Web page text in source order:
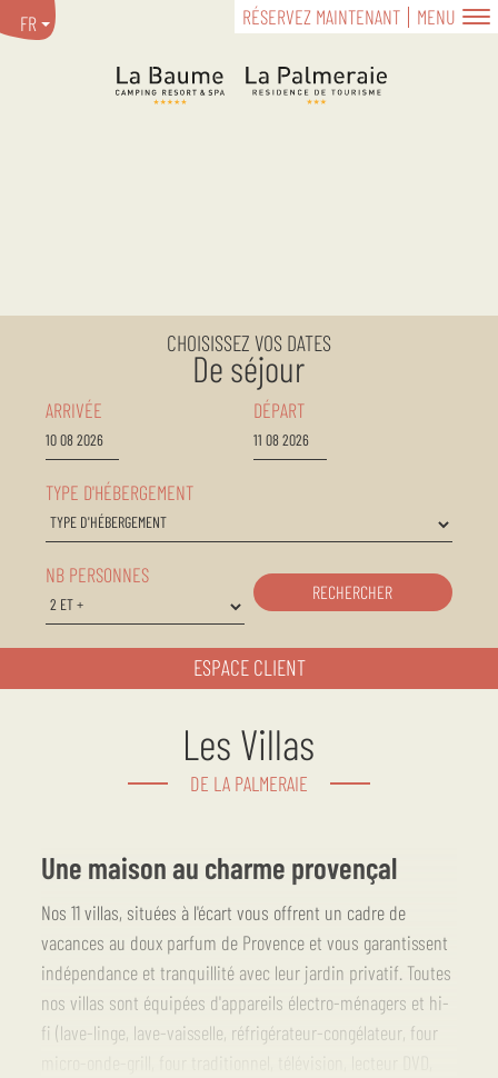
RÉSERVEZ MAINTENANT MENU
FR
CHOISISSEZ VOS DATES
De séjour
ARRIVÉE DÉPART
TYPE D'HÉBERGEMENT
NB PERSONNES
RECHERCHER
ESPACE CLIENT
Les Villas
DE LA PALMERAIE
Une maison au charme provençal
Nos 11 villas, situées à l'écart vous offrent un cadre de
vacances au doux parfum de Provence et vous garantissent
indépendance et tranquillité avec leur jardin privatif. Toutes
nos villas sont équipées d'appareils électro-ménagers et hi-
fi (lave-linge, lave-vaisselle, réfrigérateur-congélateur, four